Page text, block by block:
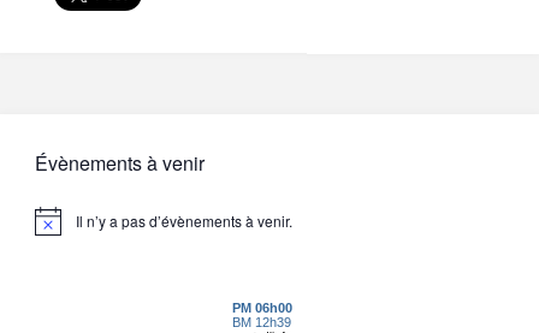
Évènements à venir
Il n’y a pas d’évènements à venir.